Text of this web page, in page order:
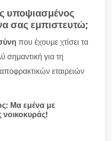
υποψιασμένος
σας εμπιστευτώ;
που έχουμε χτίσει τα
σημαντική για τη
εταιρειών
Μα εμένα με
νοικοκυράς!